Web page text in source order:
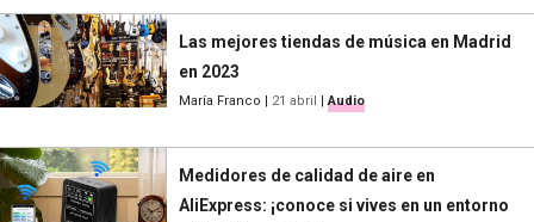
Las mejores tiendas de música en Madrid
en 2023
María Franco | 21 abril |Audio
Medidores de calidad de aire en
AliExpress: ¡conoce si vives en un entorno